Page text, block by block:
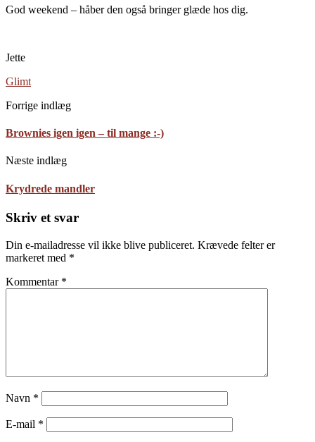
God weekend – håber den også bringer glæde hos dig.
Jette
Glimt
Forrige indlæg
Brownies igen igen – til mange :-)
Næste indlæg
Krydrede mandler
Skriv et svar
Din e-mailadresse vil ikke blive publiceret. Krævede felter er
markeret med *
Kommentar *
Navn *
E-mail *